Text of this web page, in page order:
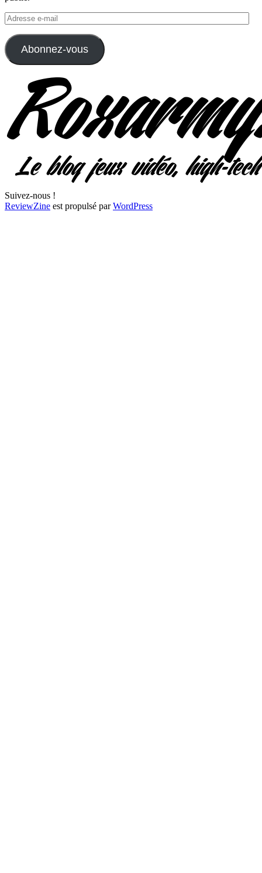
Adresse
e-
mail
Abonnez-vous
Suivez-nous !
ReviewZine est propulsé parWordPress